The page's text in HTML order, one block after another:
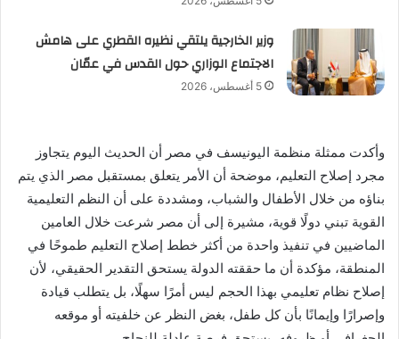
وزير الخارجية يلتقي نظيره القطري على هامش
الاجتماع الوزاري حول القدس في عمّان
5 أغسطس، 2026
وأكدت ممثلة منظمة اليونيسف في مصر أن الحديث اليوم يتجاوز
مجرد إصلاح التعليم، موضحة أن الأمر يتعلق بمستقبل مصر الذي يتم
بناؤه من خلال الأطفال والشباب، ومشددة على أن النظم التعليمية
القوية تبني دولًا قوية، مشيرة إلى أن مصر شرعت خلال العامين
الماضيين في تنفيذ واحدة من أكثر خطط إصلاح التعليم طموحًا في
المنطقة، مؤكدة أن ما حققته الدولة يستحق التقدير الحقيقي، لأن
إصلاح نظام تعليمي بهذا الحجم ليس أمرًا سهلًا، بل يتطلب قيادة
وإصرارًا وإيمانًا بأن كل طفل، بغض النظر عن خلفيته أو موقعه